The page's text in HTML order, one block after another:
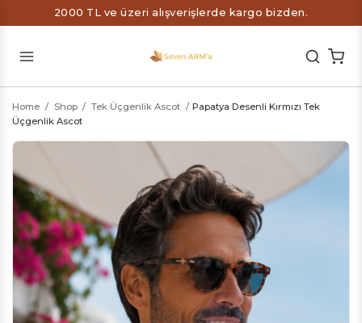
2000 TL ve üzeri alışverişlerde kargo bizden.
Home / Shop / Tek Üçgenlik Ascot / Papatya Desenli Kırmızı Tek
Üçgenlik Ascot